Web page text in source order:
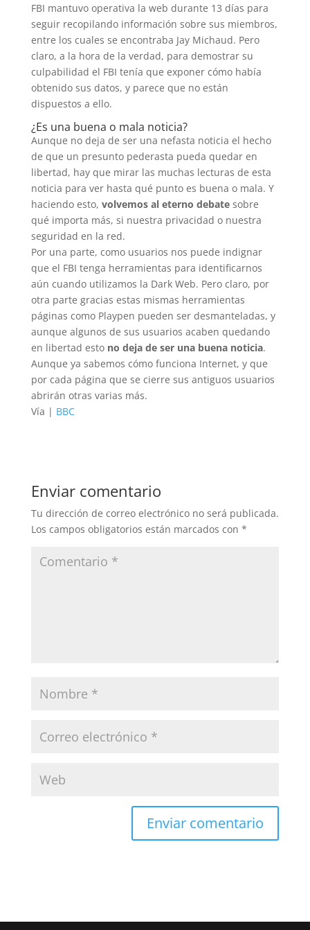
FBI mantuvo operativa la web durante 13 días para
seguir recopilando información sobre sus miembros,
entre los cuales se encontraba Jay Michaud. Pero
claro, a la hora de la verdad, para demostrar su
culpabilidad el FBI tenía que exponer cómo había
obtenido sus datos, y parece que no están
dispuestos a ello.
¿Es una buena o mala noticia?
Aunque no deja de ser una nefasta noticia el hecho
de que un presunto pederasta pueda quedar en
libertad, hay que mirar las muchas lecturas de esta
noticia para ver hasta qué punto es buena o mala. Y
haciendo esto, volvemos al eterno debatesobre
qué importa más, si nuestra privacidad o nuestra
seguridad en la red.
Por una parte, como usuarios nos puede indignar
que el FBI tenga herramientas para identificarnos
aún cuando utilizamos la Dark Web. Pero claro, por
otra parte gracias estas mismas herramientas
páginas como Playpen pueden ser desmanteladas, y
aunque algunos de sus usuarios acaben quedando
en libertad esto no deja de ser una buena noticia.
Aunque ya sabemos cómo funciona Internet, y que
por cada página que se cierre sus antiguos usuarios
abrirán otras varias más.
Vía | BBC
Enviar comentario
Tu dirección de correo electrónico no será publicada.
Los campos obligatorios están marcados con *